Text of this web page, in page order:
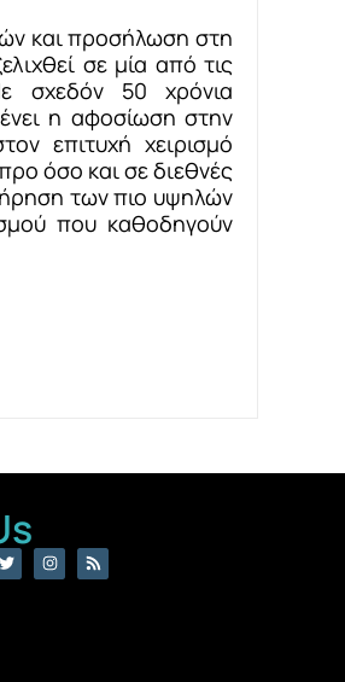
και προσήλωση στη
σε μία από τις
σχεδόν 50 χρόνια
η αφοσίωση στην
επιτυχή χειρισμό
όσο και σε διεθνές
των πιο υψηλών
που καθοδηγούν